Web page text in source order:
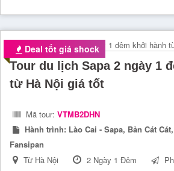
Deal tốt giá shock
Tour du lịch Sapa 2 ngày 1
từ Hà Nội giá tốt
Mã tour: VTMB2DHN
Hành trình: Lào Cai - Sapa, Bản Cát
Fansipan
Từ Hà Nội
2 Ngày 1 Đêm